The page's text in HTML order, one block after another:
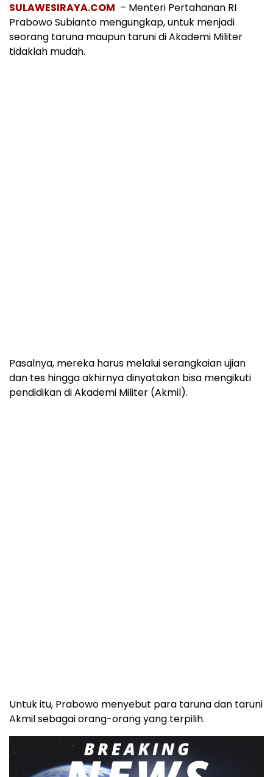
SULAWESIRAYA.COM – Menteri Pertahanan RI
Prabowo Subianto mengungkap, untuk menjadi
seorang taruna maupun taruni di Akademi Militer
tidaklah mudah.
Pasalnya, mereka harus melalui serangkaian ujian
dan tes hingga akhirnya dinyatakan bisa mengikuti
pendidikan di Akademi Militer (Akmil).
Untuk itu, Prabowo menyebut para taruna dan taruni
Akmil sebagai orang-orang yang terpilih.